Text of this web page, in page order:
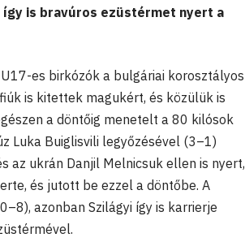
így is bravúros ezüstérmet nyert a
es birkózók a bulgáriai korosztályos
is kitettek magukért, és közülük is
a döntőig menetelt a 80 kilósok
Luka Buiglisvili legyőzésével (3–1)
az ukrán Danjil Melnicsuk ellen is nyert,
és jutott be ezzel a döntőbe. A
azonban Szilágyi így is karrierje